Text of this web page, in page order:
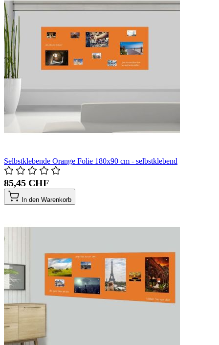
Selbstklebende Orange Folie 180x90 cm - selbstklebend
85,45 CHF
In den Warenkorb